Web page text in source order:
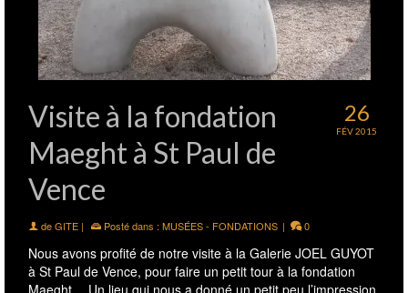
26
FÉV 2015
Visite à la fondation
Maeght à St Paul de
Vence
deGITE | Posté dans : MUSÉES - FONDATIONS | 0
Nous avons profité de notre visite à la Galerie JOEL GUYOT
à St Paul de Vence, pour faire un petit tour à la fondation
Maeght… Un lieu qui nous a donné un petit peu l’impression